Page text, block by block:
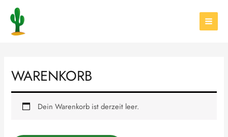
Inhalt
springen
WARENKORB
Dein Warenkorb ist derzeit leer.